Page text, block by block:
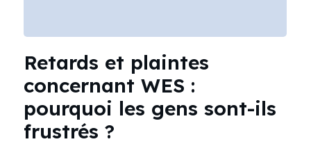
Retards et plaintes
concernant WES :
pourquoi les gens sont-ils
frustrés ?